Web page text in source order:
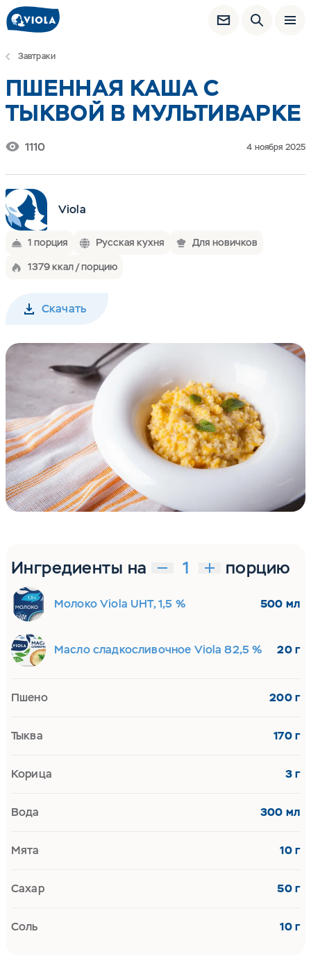
Завтраки
ПШЕННАЯ КАША С
ТЫКВОЙ В МУЛЬТИВАРКЕ
1110 4 ноября 2025
Viola
1 порция Русская кухня
Для новичков
1379 ккал / порцию
Скачать
Ингредиенты на порцию
Молоко Viola UHT, 1,5 % 500 мл
Масло сладкосливочное Viola 82,5 % 20 г
Пшено 200 г
Тыква 170 г
Корица 3 г
Вода 300 мл
Мята 10 г
Сахар 50 г
Соль 10 г